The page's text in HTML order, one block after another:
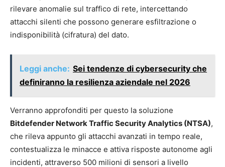
rilevare anomalie sul traffico di rete, intercettando
attacchi silenti che possono generare esfiltrazione o
indisponibilità (cifratura) del dato.
Leggi anche: Sei tendenze di cybersecurity che
definiranno la resilienza aziendale nel 2026
Verranno approfonditi per questo la soluzione
Bitdefender Network Traffic Security Analytics (NTSA),
che rileva appunto gli attacchi avanzati in tempo reale,
contestualizza le minacce e attiva risposte autonome agli
incidenti, attraverso 500 milioni di sensori a livello